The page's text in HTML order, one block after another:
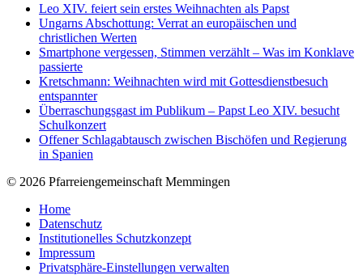
Leo XIV. feiert sein erstes Weihnachten als Papst
Ungarns Abschottung: Verrat an europäischen und
christlichen Werten
Smartphone vergessen, Stimmen verzählt – Was im Konklave
passierte
Kretschmann: Weihnachten wird mit Gottesdienstbesuch
entspannter
Überraschungsgast im Publikum – Papst Leo XIV. besucht
Schulkonzert
Offener Schlagabtausch zwischen Bischöfen und Regierung
in Spanien
© 2026 Pfarreiengemeinschaft Memmingen
Home
Datenschutz
Institutionelles Schutzkonzept
Impressum
Privatsphäre-Einstellungen verwalten